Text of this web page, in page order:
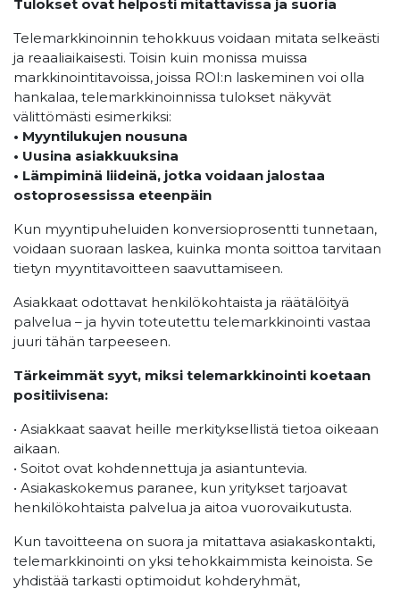
Tulokset ovat helposti mitattavissa ja suoria
Telemarkkinoinnin tehokkuus voidaan mitata selkeästi
ja reaaliaikaisesti. Toisin kuin monissa muissa
markkinointitavoissa, joissa ROI:n laskeminen voi olla
hankalaa, telemarkkinoinnissa tulokset näkyvät
välittömästi esimerkiksi:
• Myyntilukujen nousuna
• Uusina asiakkuuksina
• Lämpiminä liideinä, jotka voidaan jalostaa
ostoprosessissa eteenpäin
Kun myyntipuheluiden konversioprosentti tunnetaan,
voidaan suoraan laskea, kuinka monta soittoa tarvitaan
tietyn myyntitavoitteen saavuttamiseen.
Asiakkaat odottavat henkilökohtaista ja räätälöityä
palvelua – ja hyvin toteutettu telemarkkinointi vastaa
juuri tähän tarpeeseen.
Tärkeimmät syyt, miksi telemarkkinointi koetaan
positiivisena:
• Asiakkaat saavat heille merkityksellistä tietoa oikeaan
aikaan.
• Soitot ovat kohdennettuja ja asiantuntevia.
• Asiakaskokemus paranee, kun yritykset tarjoavat
henkilökohtaista palvelua ja aitoa vuorovaikutusta.
Kun tavoitteena on suora ja mitattava asiakaskontakti,
telemarkkinointi on yksi tehokkaimmista keinoista. Se
yhdistää tarkasti optimoidut kohderyhmät,